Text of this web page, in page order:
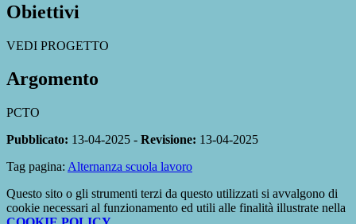
Obiettivi
VEDI PROGETTO
Argomento
PCTO
Pubblicato: 13-04-2025 - Revisione: 13-04-2025
Tag pagina: Alternanza scuola lavoro
Questo sito o gli strumenti terzi da questo utilizzati si avvalgono di
cookie necessari al funzionamento ed utili alle finalità illustrate nella